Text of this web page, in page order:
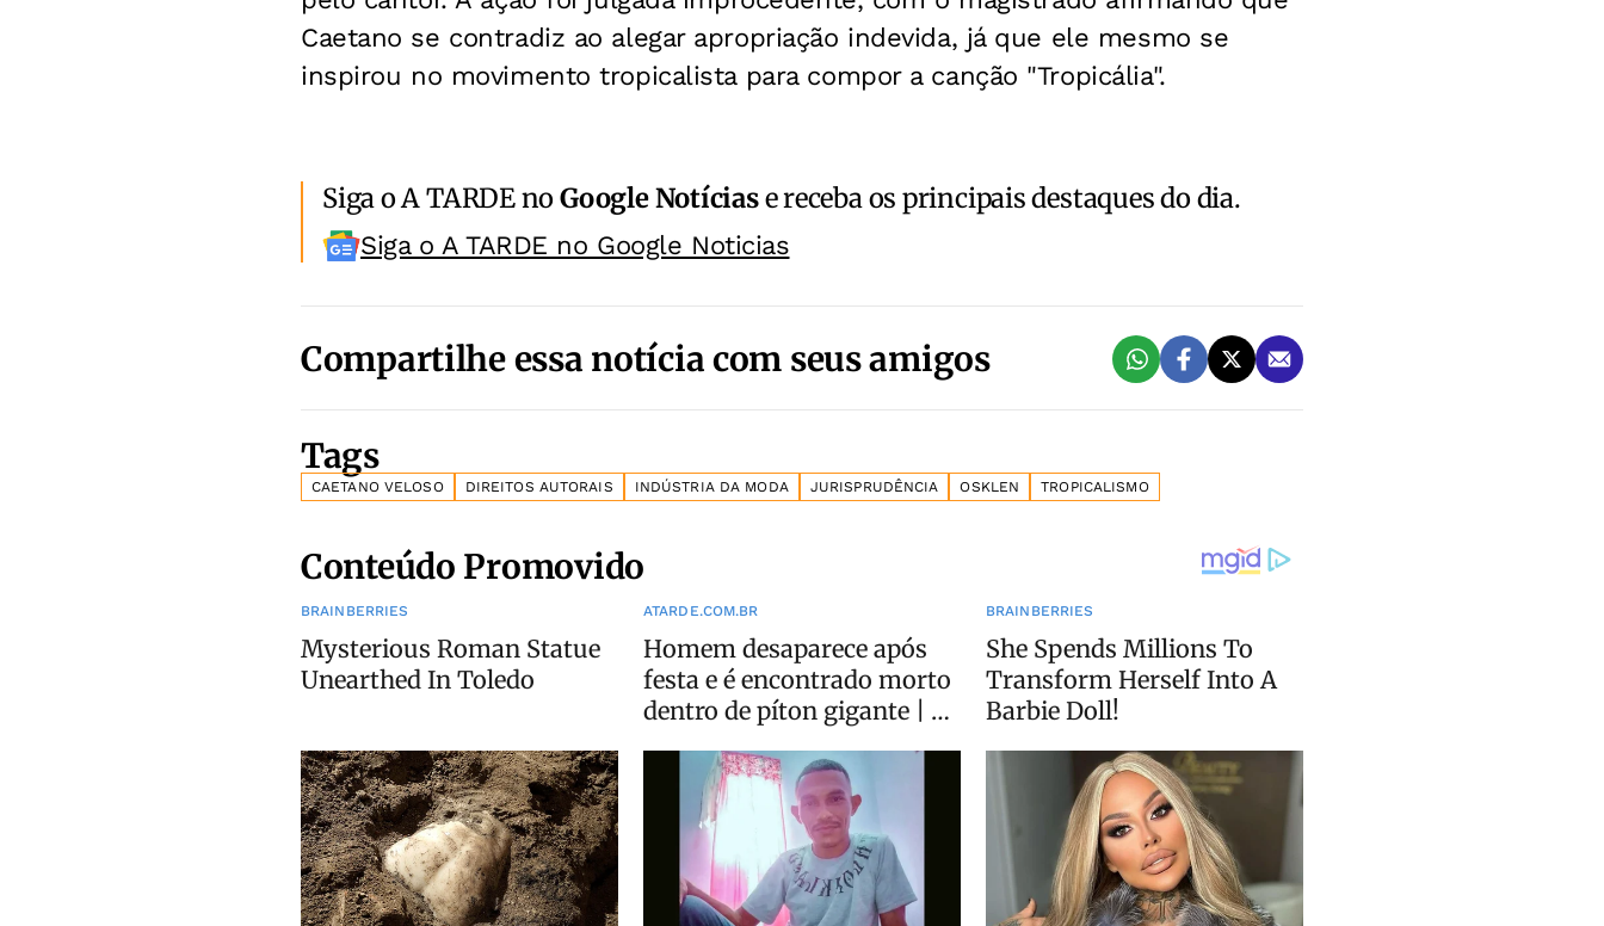
Caetano se contradiz ao alegar apropriação indevida, já que ele mesmo se
inspirou no movimento tropicalista para compor a canção "Tropicália".
Siga o A TARDE noGoogle Notíciase receba os principais destaques do dia.
Siga o A TARDE no Google Noticias
Compartilhe essa notícia com seus amigos
Tags
CAETANO VELOSO DIREITOS AUTORAIS INDÚSTRIA DA MODA JURISPRUDÊNCIA OSKLEN TROPICALISMO